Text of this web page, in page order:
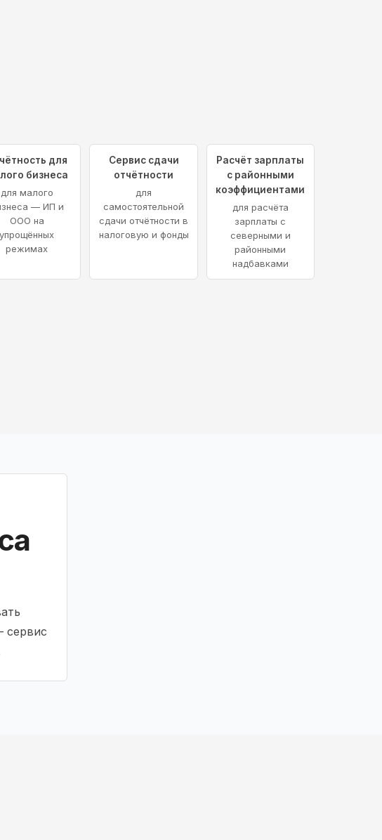
для
бизнеса
для малого
— ИП и
ООО на
упрощённых
режимах
Сервис сдачи
отчётности
для
самостоятельной
сдачи отчётности в
налоговую и фонды
Расчёт зарплаты
с районными
коэффициентами
для расчёта
зарплаты с
северными и
районными
надбавками
сервис